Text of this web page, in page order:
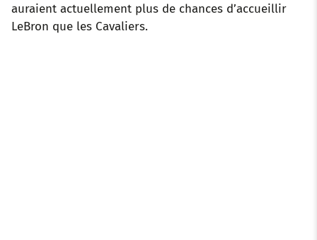
auraient actuellement plus de chances d’accueillir
LeBron que les Cavaliers.